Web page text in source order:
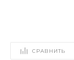
СРАВНИТЬ